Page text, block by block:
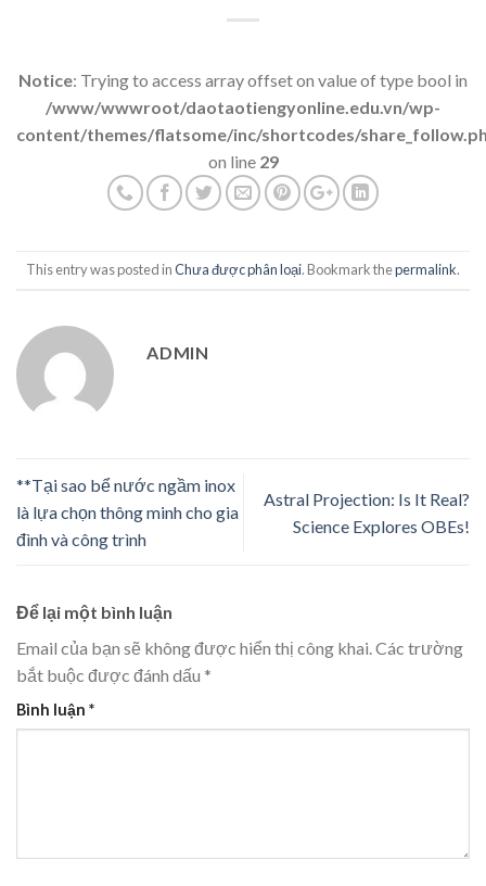
Notice: Trying to access array offset on value of type bool in
/www/wwwroot/daotaotiengyonline.edu.vn/wp-
content/themes/flatsome/inc/shortcodes/
on line 29
This entry was posted inChưa được phân loại. Bookmark thepermalink.
ADMIN
**Tại sao bể nước ngầm inox
là lựa chọn thông minh cho gia
đình và công trình
Astral Projection: Is It Real?
Science Explores OBEs!
Để lại một bình luận
Email của bạn sẽ không được hiển thị công khai.Các trường
bắt buộc được đánh dấu *
Bình luận *